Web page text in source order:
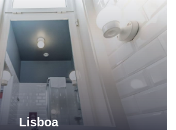
Lisboa